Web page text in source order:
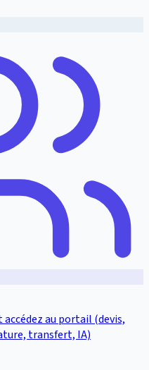
au portail (devis,
transfert, IA)